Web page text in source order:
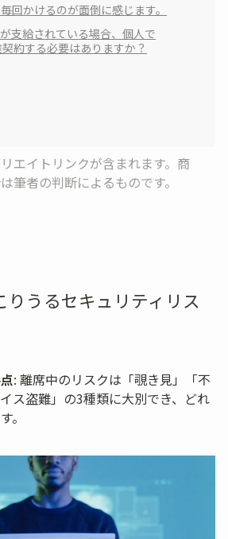
回かけるのが面倒に感じます。
支給されている場合、個人で
約する必要はありますか？
エイトリンクが含まれます。商
筆者の判断によるものです。
りうるセキュリティリス
: 離席中のリスクは「覗き見」「不
ス盗難」の3種類に大別でき、どれ
。